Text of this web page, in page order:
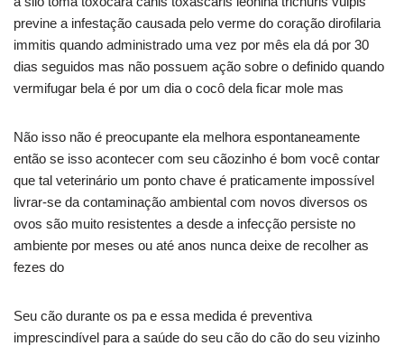
previne a infestação causada pelo verme do coração dirofilaria
immitis quando administrado uma vez por mês ela dá por 30
dias seguidos mas não possuem ação sobre o definido quando
vermifugar bela é por um dia o cocô dela ficar mole mas
Não isso não é preocupante ela melhora espontaneamente
então se isso acontecer com seu cãozinho é bom você contar
que tal veterinário um ponto chave é praticamente impossível
livrar-se da contaminação ambiental com novos diversos os
ovos são muito resistentes a desde a infecção persiste no
ambiente por meses ou até anos nunca deixe de recolher as
fezes do
Seu cão durante os pa e essa medida é preventiva
imprescindível para a saúde do seu cão do cão do seu vizinho